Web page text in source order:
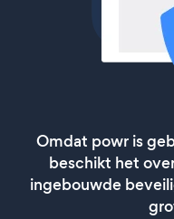
Omdat powr is
beschikt het
ingebouwde